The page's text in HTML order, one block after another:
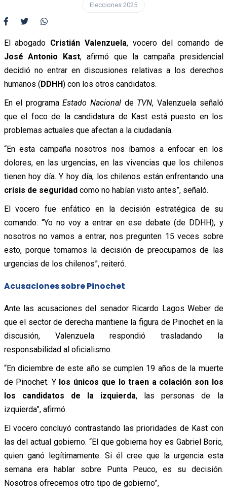
Elecciones 2025
El abogado Cristián Valenzuela, vocero del comando de
José Antonio Kast, afirmó que la campaña presidencial
decidió no entrar en discusiones relativas a los derechos
humanos (DDHH) con los otros candidatos.
En el programaEstado Nacional de TVN, Valenzuela señaló
que el foco de la candidatura de Kast está puesto en los
problemas actuales que afectan a la ciudadanía.
“En esta campaña nosotros nos íbamos a enfocar en los
dolores, en las urgencias, en las vivencias que los chilenos
tienen hoy día. Y hoy día, los chilenos están enfrentando una
crisis de seguridadcomo no habían visto antes”, señaló.
El vocero fue enfático en la decisión estratégica de su
comando: “Yo no voy a entrar en ese debate (de DDHH), y
nosotros no vamos a entrar, nos pregunten 15 veces sobre
esto, porque tomamos la decisión de preocuparnos de las
urgencias de los chilenos”, reiteró.
Acusaciones sobre Pinochet
Ante las acusaciones del senador Ricardo Lagos Weber de
que el sector de derecha mantiene la figura de Pinochet en la
discusión, Valenzuela respondió trasladando la
responsabilidad al oficialismo.
“En diciembre de este año se cumplen 19 años de la muerte
de Pinochet. Y los únicos que lo traen a colación son los
los candidatos de la izquierda, las personas de la
izquierda”, afirmó.
El vocero concluyó contrastando las prioridades de Kast con
las del actual gobierno. “El que gobierna hoy es Gabriel Boric,
quien ganó legítimamente. Si él cree que la urgencia esta
semana era hablar sobre Punta Peuco, es su decisión.
Nosotros ofrecemos otro tipo de gobierno”,